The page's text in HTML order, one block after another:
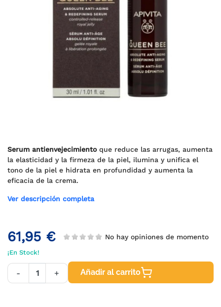
Serum antienvejecimientoque reduce las arrugas, aumenta
la elasticidad y la firmeza de la piel, ilumina y unifica el
tono de la piel e hidrata en profundidad y aumenta la
eficacia de la crema.
Ver descripción completa
61,95 € No hay opiniones de momento
¡En Stock!
- + Añadir al carrito